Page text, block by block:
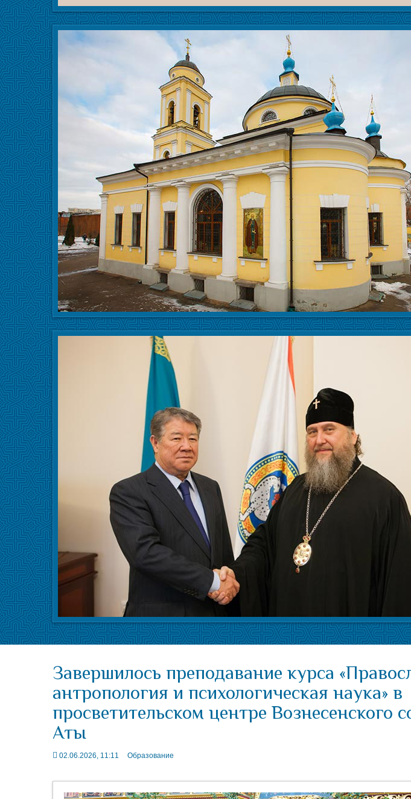
Завершилось преподавание курса
антропология и психологическая наука» в
просветительском центре Вознесенского
Аты
02.06.2026, 11:11 Образование